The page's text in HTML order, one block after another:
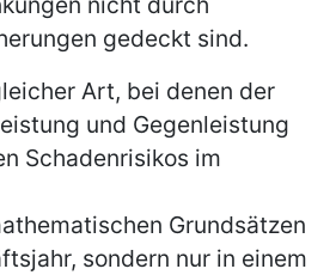
gedeckt sind.
Art, bei denen der
und Gegenleistung
Schadenrisikos im
Grundsätzen
sondern nur in einem